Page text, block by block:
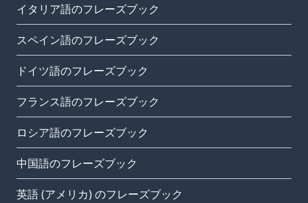
イタリア語のフレーズブック
スペイン語のフレーズブック
ドイツ語のフレーズブック
フランス語のフレーズブック
ロシア語のフレーズブック
中国語のフレーズブック
英語 (アメリカ) のフレーズブック